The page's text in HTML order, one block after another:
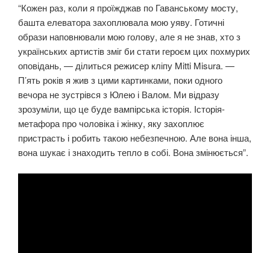
“Кожен раз, коли я проїжджав по Гаванському мосту,
башта елеватора захоплювала мою уяву. Готичні
образи наповнювали мою голову, але я не знав, хто з
українських артистів зміг би стати героєм цих похмурих
оповідань, — ділиться режисер кліпу Mitti Misura. —
П’ять років я жив з цими картинками, поки одного
вечора не зустрівся з Юлею і Валом. Ми відразу
зрозуміли, що це буде вампірська історія. Історія-
метафора про чоловіка і жінку, яку захоплює
пристрасть і робить такою небезпечною. Але вона інша,
вона шукає і знаходить тепло в собі. Вона змінюється”.